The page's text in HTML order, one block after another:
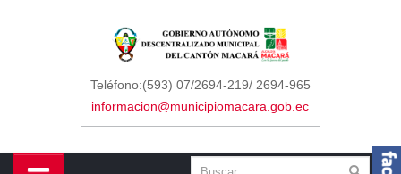
Teléfono:(593) 07/2694-219/ 2694-965
informacion@municipiomacara.gob.ec
Sidebar Menu
Concejo